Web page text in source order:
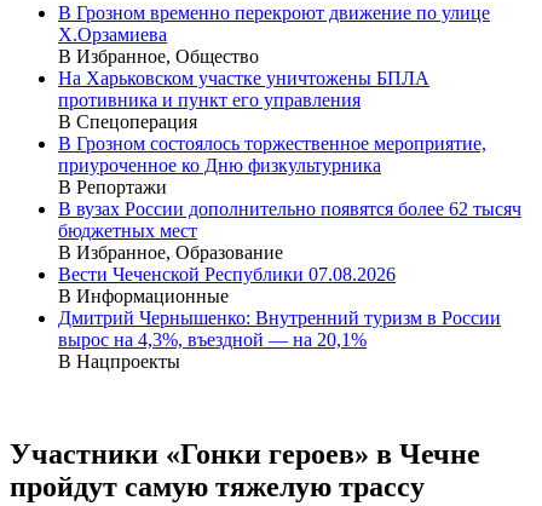
В Грозном временно перекроют движение по улице
Х.Орзамиева
В Избранное, Общество
На Харьковском участке уничтожены БПЛА
противника и пункт его управления
В Спецоперация
В Грозном состоялось торжественное мероприятие,
приуроченное ко Дню физкультурника
В Репортажи
В вузах России дополнительно появятся более 62 тысяч
бюджетных мест
В Избранное, Образование
Вести Чеченской Республики 07.08.2026
В Информационные
Дмитрий Чернышенко: Внутренний туризм в России
вырос на 4,3%, въездной — на 20,1%
В Нацпроекты
Участники «Гонки героев» в Чечне
пройдут самую тяжелую трассу